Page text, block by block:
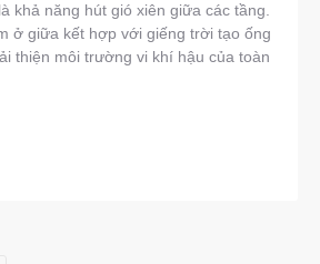
khả năng hút gió xiên giữa các tầng.
ở giữa kết hợp với giếng trời tạo ống
thiện môi trường vi khí hậu của toàn